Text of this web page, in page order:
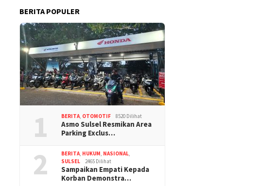
BERITA POPULER
1 BERITA, OTOMOTIF 8520 Dilihat
Asmo Sulsel Resmikan Area
Parking Exclus…
2 BERITA, HUKUM, NASIONAL,
SULSEL
2465 Dilihat
Sampaikan Empati Kepada
Korban Demonstra…